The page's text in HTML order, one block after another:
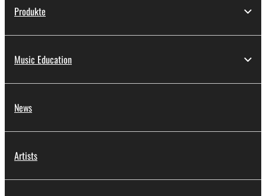
Produkte
Music Education
News
Artists